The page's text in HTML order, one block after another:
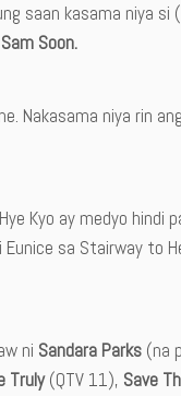
saan kasama niya si
Soon.
Nakasama niya rin
Kyo ay medyo hindi
sa Stairway to
ni Sandara Parks (na
Truly(QTV 11), Save